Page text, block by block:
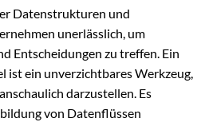
Datenstrukturen und
unerlässlich, um
Entscheidungen zu treffen. Ein
ist ein unverzichtbares Werkzeug,
darzustellen. Es
von Datenflüssen